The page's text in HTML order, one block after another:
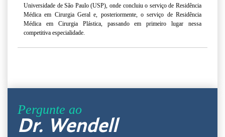
Universidade de São Paulo (USP), onde concluiu o serviço de Residência
Médica em Cirurgia Geral e, posteriormente, o serviço de Residência
Médica em Cirurgia Plástica, passando em primeiro lugar nessa
competitiva especialidade.
Pergunte ao
Dr. Wendell